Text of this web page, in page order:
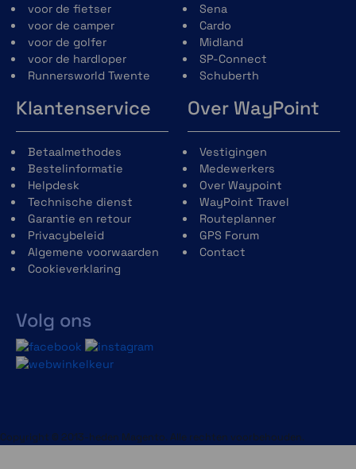
voor de fietser
voor de camper
voor de golfer
voor de hardloper
Runnersworld Twente
Sena
Cardo
Midland
SP-Connect
Schuberth
Klantenservice
Betaalmethodes
Bestelinformatie
Helpdesk
Technische dienst
Garantie en retour
Privacybeleid
Algemene voorwaarden
Cookieverklaring
Volg ons
Over WayPoint
Vestigingen
Medewerkers
Over Waypoint
WayPoint Travel
Routeplanner
GPS Forum
Contact
Copyright © 2013-heden Magento. Alle rechten voorbehouden.